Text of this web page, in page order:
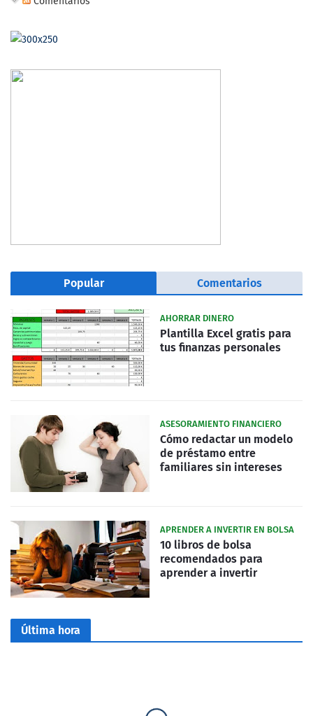
Popular Comentarios
AHORRAR DINERO
Plantilla Excel gratis para
tus finanzas personales
ASESORAMIENTO FINANCIERO
Cómo redactar un modelo
de préstamo entre
familiares sin intereses
APRENDER A INVERTIR EN BOLSA
10 libros de bolsa
recomendados para
aprender a invertir
Última hora